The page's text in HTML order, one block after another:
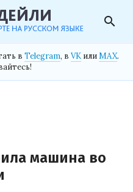
search
в Telegram, в VK илиMAX.
машина во